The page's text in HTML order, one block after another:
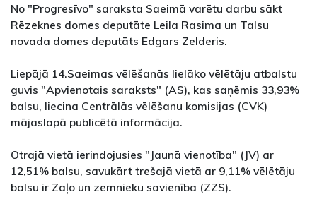
No "Progresīvo" saraksta Saeimā varētu darbu sākt
Rēzeknes domes deputāte Leila Rasima un Talsu
novada domes deputāts Edgars Zelderis.
Liepājā 14.Saeimas vēlēšanās lielāko vēlētāju atbalstu
guvis "Apvienotais saraksts" (AS), kas saņēmis 33,93%
balsu, liecina Centrālās vēlēšanu komisijas (CVK)
mājaslapā publicētā informācija.
Otrajā vietā ierindojusies "Jaunā vienotība" (JV) ar
12,51% balsu, savukārt trešajā vietā ar 9,11% vēlētāju
balsu ir Zaļo un zemnieku savienība (ZZS).